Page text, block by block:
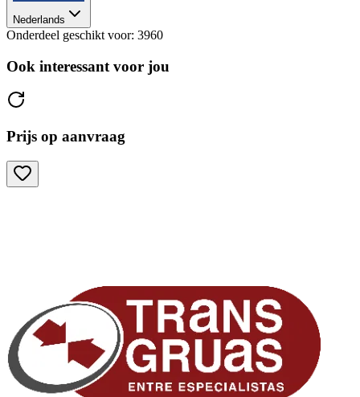
Nederlands
Onderdeel geschikt voor: 3960
Ook interessant voor jou
Prijs op aanvraag